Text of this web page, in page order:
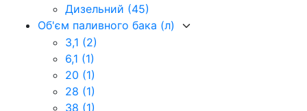
Дизельний (45)
Об'єм паливного бака (л)
3,1 (2)
6,1 (1)
20 (1)
28 (1)
38 (1)